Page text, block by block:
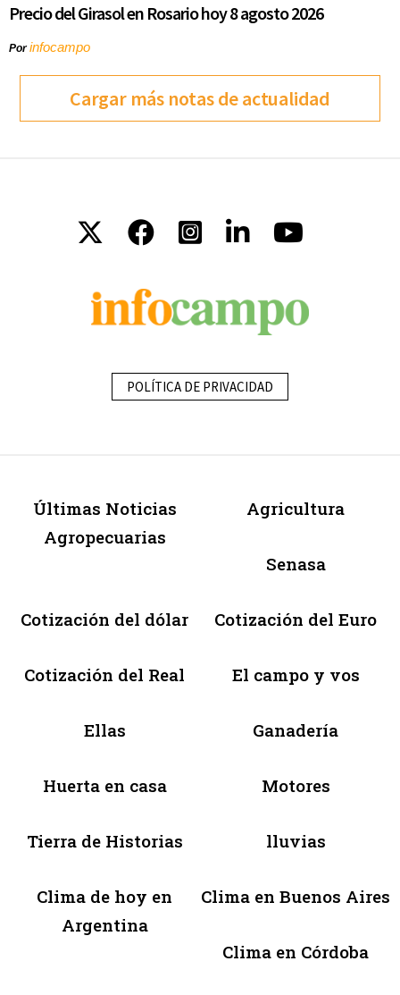
Precio del Girasol en Rosario hoy 8 agosto 2026
Porinfocampo
Cargar más notas de actualidad
POLÍTICA DE PRIVACIDAD
Últimas Noticias
Agropecuarias
Agricultura
Senasa
Cotización del dólar Cotización del Euro
Cotización del Real El campo y vos
Ellas Ganadería
Huerta en casa Motores
Tierra de Historias lluvias
Clima de hoy en
Argentina
Clima en Buenos Aires
Clima en Córdoba